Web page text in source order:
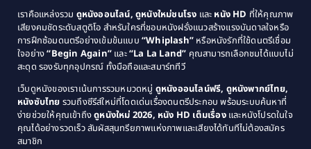
Coming of Age ก้าวพ้นวัย(1)
Coming-of-Age(3)
Community(1)
Crime อาชญากรรม(78)
1979
1978
1976
1975
1974
1971
1970
1969
1968
1964
1963
เราคือแหล่งรวม ดูหนังออนไลน์, ดูหนังใหม่ชนโรง และ หนัง HD ที่ให้คุณภาพ
เสียงคมชัดระดับสตูดิโอ สำหรับใครที่ชอบหนังฝรั่งแนวสร้างแรงบันดาลใจหรือ
การฝึกซ้อมดนตรีอย่างเข้มข้นแบบ “Whiplash” หรือหนังรักที่ใช้ดนตรีเชื่อม
ใจอย่าง“Begin Again” และ“La La Land” คุณสามารถเลือกชมได้แบบไม่
สะดุด รองรับทุกอุปกรณ์ ทั้งมือถือและสมาร์ททีวี
เว็บดูหนังของเราเน้นการรวมหมวดหมู่ ดูหนังออนไลน์ฟรี, ดูหนังพากย์ไทย,
หนังซับไทย รวมถึงซีรีส์ใหม่ที่โดดเด่นเรื่องดนตรีประกอบ พร้อมระบบค้นหาที่
ง่ายช่วยให้คุณเข้าถึงดูหนังใหม่ 2026, หนัง HD เต็มเรื่องและหนังโปรดในใจ
คุณได้อย่างรวดเร็ว สัมผัสสุนทรียภาพแห่งภาพและเสียงได้ทันทีไม่ต้องสมัคร
สมาชิก